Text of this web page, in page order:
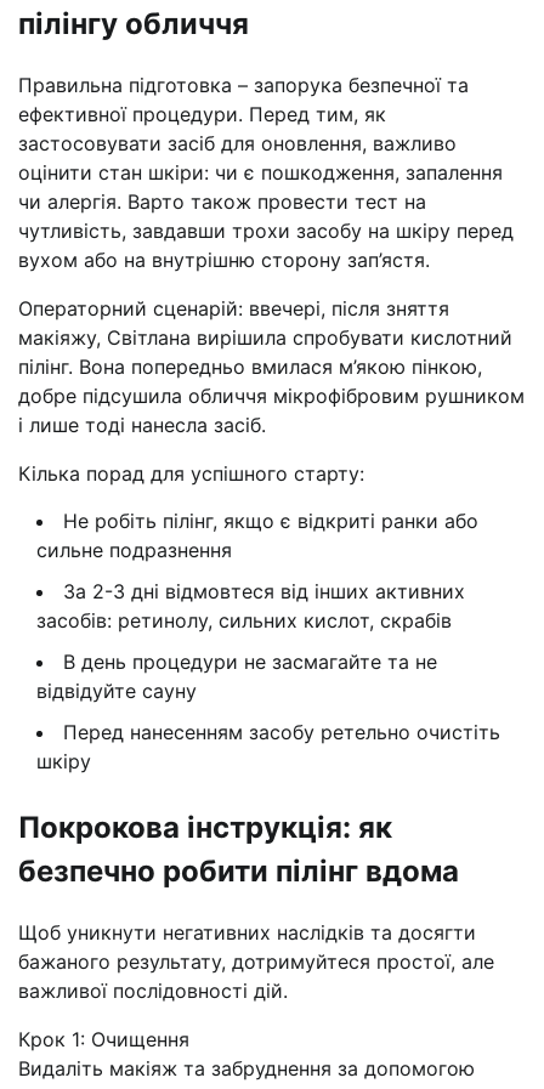
пілінгу обличчя
Правильна підготовка – запорука безпечної та
ефективної процедури. Перед тим, як
застосовувати засіб для оновлення, важливо
оцінити стан шкіри: чи є пошкодження, запалення
чи алергія. Варто також провести тест на
чутливість, завдавши трохи засобу на шкіру перед
вухом або на внутрішню сторону зап’ястя.
Операторний сценарій: ввечері, після зняття
макіяжу, Світлана вирішила спробувати кислотний
пілінг. Вона попередньо вмилася м’якою пінкою,
добре підсушила обличчя мікрофібровим рушником
і лише тоді нанесла засіб.
Кілька порад для успішного старту:
Не робіть пілінг, якщо є відкриті ранки або
сильне подразнення
За 2-3 дні відмовтеся від інших активних
засобів: ретинолу, сильних кислот, скрабів
В день процедури не засмагайте та не
відвідуйте сауну
Перед нанесенням засобу ретельно очистіть
шкіру
Покрокова інструкція: як
безпечно робити пілінг вдома
Щоб уникнути негативних наслідків та досягти
бажаного результату, дотримуйтеся простої, але
важливої послідовності дій.
Крок 1: Очищення
Видаліть макіяж та забруднення за допомогою